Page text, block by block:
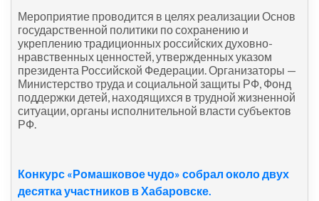
Мероприятие проводится в целях реализации Основ
государственной политики по сохранению и
укреплению традиционных российских духовно-
нравственных ценностей, утвержденных указом
президента Российской Федерации. Организаторы —
Министерство труда и социальной защиты РФ, Фонд
поддержки детей, находящихся в трудной жизненной
ситуации, органы исполнительной власти субъектов
РФ.
Конкурс «Ромашковое чудо» собрал около двух
десятка участников в Хабаровске.